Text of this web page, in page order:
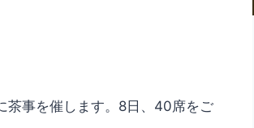
茶事を催します。8日、40席をご